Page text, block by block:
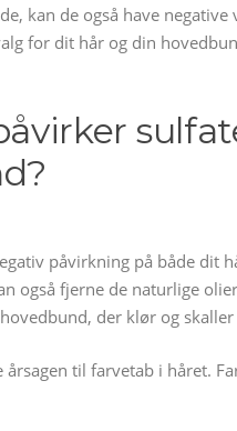
kan de også have
for dit hår og din
påvirkning på både dit
også fjerne de naturlige
der klør og skaller
årsagen til farvetab i håret.